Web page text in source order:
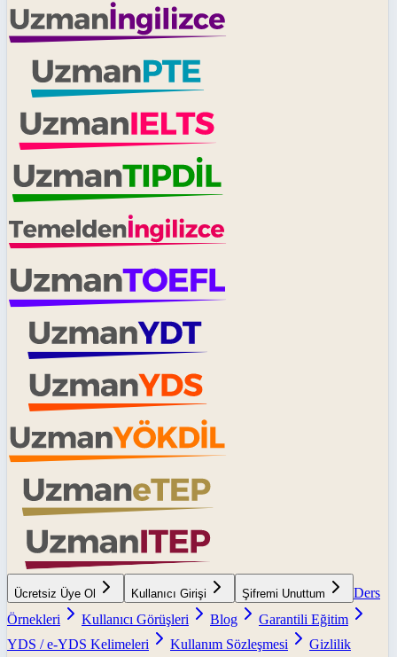
Ücretsiz Üye Ol Kullanıcı Girişi Şifremi Unuttum
Ders
Örnekleri
Kullanıcı Görüşleri Blog
Garantili Eğitim
YDS / e-YDS Kelimeleri
Kullanım Sözleşmesi
Gizlilik